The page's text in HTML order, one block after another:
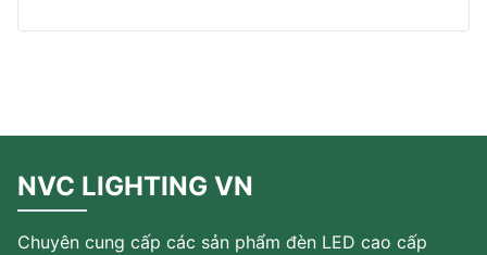
NVC LIGHTING VN
Chuyên cung cấp các sản phẩm đèn LED cao cấp